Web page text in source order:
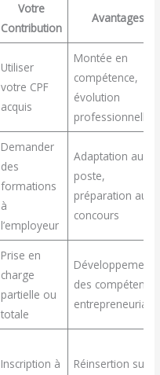
Votre
Contribution
Avantages
Utiliser
votre CPF
acquis
Montée en
compétence,
évolution
professionnelle
Demander
des
formations
à
l’employeur
Adaptation au
poste,
préparation aux
concours
Prise en
charge
partielle ou
totale
Développement
des
Inscription à
Réinsertion sur le